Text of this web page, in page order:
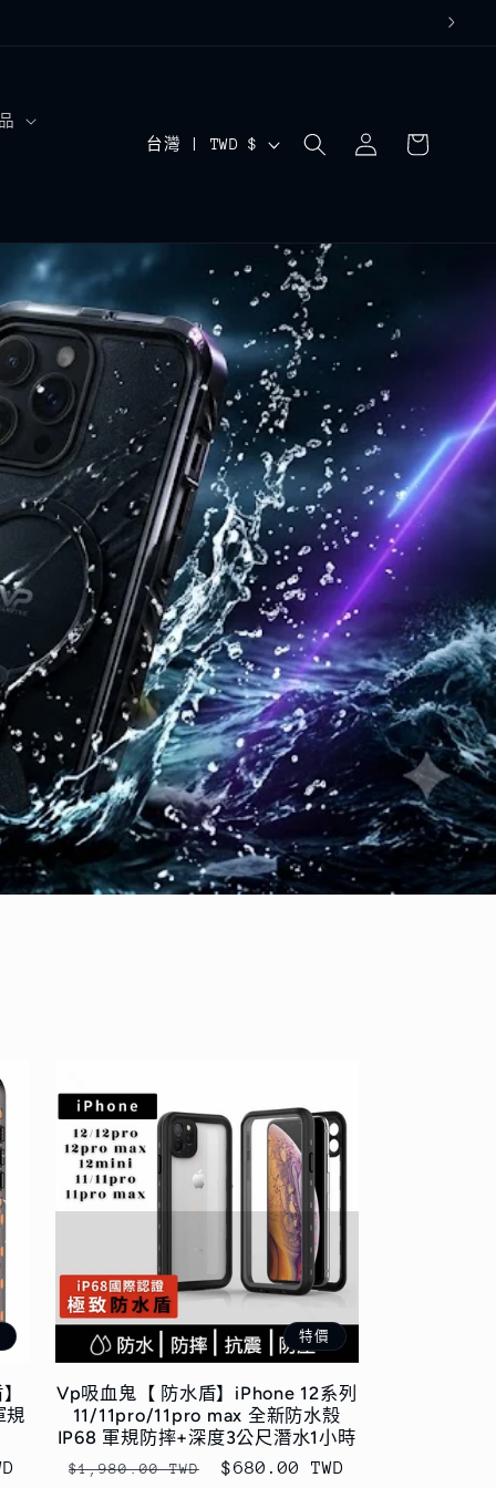
國
地
區
台灣 | TWD $
登
入
物
規
特價
Vp吸血鬼【 防水盾】iPhone 12系列
11/11pro/11pro max 全新防水殼
IP68 軍規防摔+深度3公尺潛水1小時
定
$1,980.00 TWD
售
$680.00 TWD